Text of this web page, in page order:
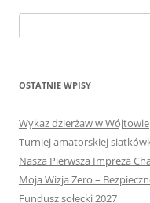
OSTATNIE WPISY
Wykaz dzierżaw w Wójtowie
Turniej amatorskiej
Nasza Pierwsza Impreza
Moja Wizja Zero –
Fundusz sołecki 2027